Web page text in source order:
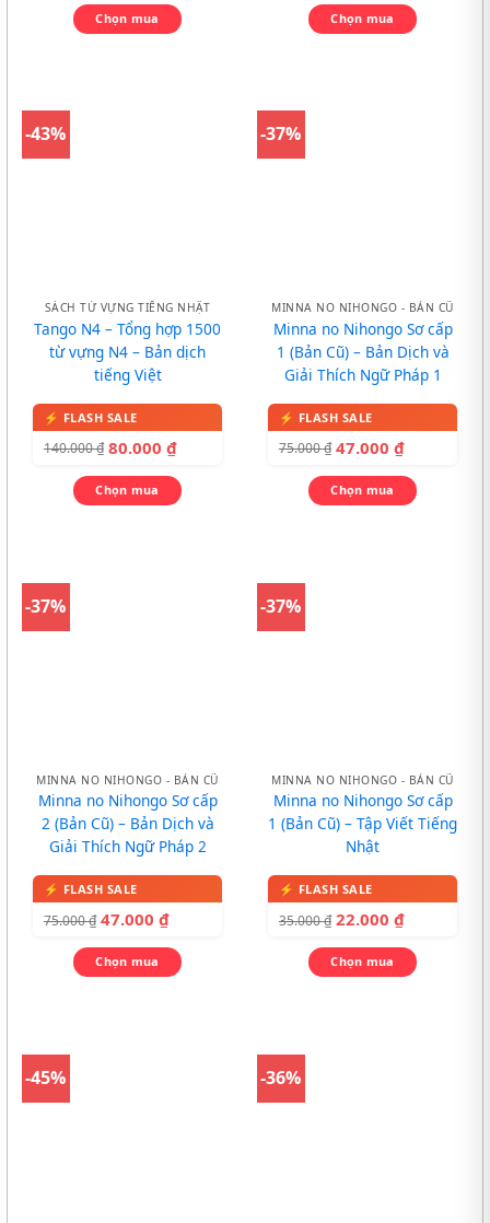
Chọn mua Chọn mua
-43%
SÁCH TỪ VỰNG TIẾNG NHẬT
Tango N4 – Tổng hợp 1500
từ vựng N4 – Bản dịch
tiếng Việt
140.000₫ 80.000 ₫
Chọn mua
-37%
MINNA NO NIHONGO - BẢN CŨ
Minna no Nihongo Sơ cấp
1 (Bản Cũ) – Bản Dịch và
Giải Thích Ngữ Pháp 1
75.000₫ 47.000 ₫
Chọn mua
-37%
MINNA NO NIHONGO - BẢN CŨ
Minna no Nihongo Sơ cấp
2 (Bản Cũ) – Bản Dịch và
Giải Thích Ngữ Pháp 2
75.000₫ 47.000 ₫
Chọn mua
-37%
MINNA NO NIHONGO - BẢN CŨ
Minna no Nihongo Sơ cấp
1 (Bản Cũ) – Tập Viết Tiếng
Nhật
35.000₫ 22.000 ₫
Chọn mua
-45% -36%